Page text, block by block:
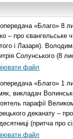
«Благо» 8
– про євангельське
і Лазаря).
Солунського (8
файл
«Благо» 1
викладач
парафії
деканату –
(притча про
файл